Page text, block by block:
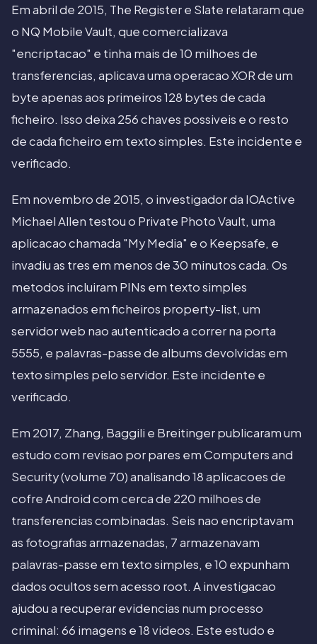
Em abril de 2015, The Register e Slate relataram que
o NQ Mobile Vault, que comercializava
"encriptacao" e tinha mais de 10 milhoes de
transferencias, aplicava uma operacao XOR de um
byte apenas aos primeiros 128 bytes de cada
ficheiro. Isso deixa 256 chaves possiveis e o resto
de cada ficheiro em texto simples. Este incidente e
verificado.
Em novembro de 2015, o investigador da IOActive
Michael Allen testou o Private Photo Vault, uma
aplicacao chamada "My Media" e o Keepsafe, e
invadiu as tres em menos de 30 minutos cada. Os
metodos incluiram PINs em texto simples
armazenados em ficheiros property-list, um
servidor web nao autenticado a correr na porta
5555, e palavras-passe de albums devolvidas em
texto simples pelo servidor. Este incidente e
verificado.
Em 2017, Zhang, Baggili e Breitinger publicaram um
estudo com revisao por pares em Computers and
Security (volume 70) analisando 18 aplicacoes de
cofre Android com cerca de 220 milhoes de
transferencias combinadas. Seis nao encriptavam
as fotografias armazenadas, 7 armazenavam
palavras-passe em texto simples, e 10 expunham
dados ocultos sem acesso root. A investigacao
ajudou a recuperar evidencias num processo
criminal: 66 imagens e 18 videos. Este estudo e